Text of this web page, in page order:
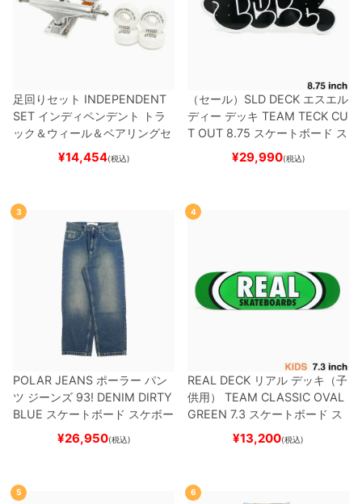
足回りセット INDEPENDENT
SET インディペンデント
トラ
ック＆ウィール＆ベアリングセ
（トリック用）
ード スケボー
¥14,454(税込)
（セール） SLD DECK エスエル
ディー デッキ TEAM TECK CU
T OUT 8.75 スケートボード ス
¥29,990(税込)
3
POLAR JEANS ポーラー パン
ツ ジーンズ 93! DENIM DIRTY
BLUE スケートボード スケボー
¥26,950(税込)
4
REAL DECK リアル デッキ（子
供用）
TEAM CLASSIC OVAL
GREEN 7.3 スケートボード ス
¥13,200(税込)
5 6